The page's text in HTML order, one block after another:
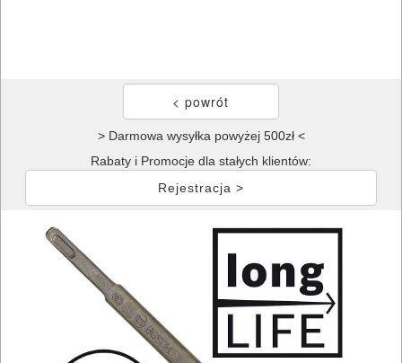
> Darmowa wysyłka powyżej 500zł <
Rabaty i Promocje dla stałych klientów:
Rejestracja >